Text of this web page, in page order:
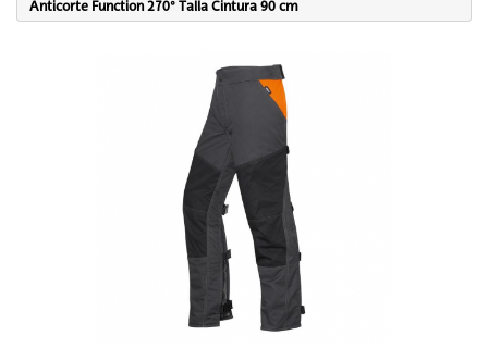
Anticorte Function 270° Talla Cintura 90 cm